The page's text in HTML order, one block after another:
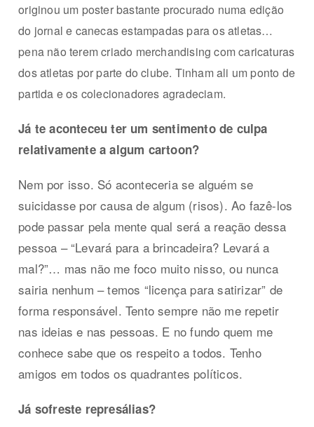
originou um poster bastante procurado numa edição
do jornal e canecas estampadas para os atletas…
pena não terem criado merchandising com caricaturas
dos atletas por parte do clube. Tinham ali um ponto de
partida e os colecionadores agradeciam.
Já te aconteceu ter um sentimento de culpa
relativamente a algum cartoon?
Nem por isso. Só aconteceria se alguém se
suicidasse por causa de algum (risos). Ao fazê-los
pode passar pela mente qual será a reação dessa
pessoa – “Levará para a brincadeira? Levará a
mal?”… mas não me foco muito nisso, ou nunca
sairia nenhum – temos “licença para satirizar” de
forma responsável. Tento sempre não me repetir
nas ideias e nas pessoas. E no fundo quem me
conhece sabe que os respeito a todos. Tenho
amigos em todos os quadrantes políticos.
Já sofreste represálias?